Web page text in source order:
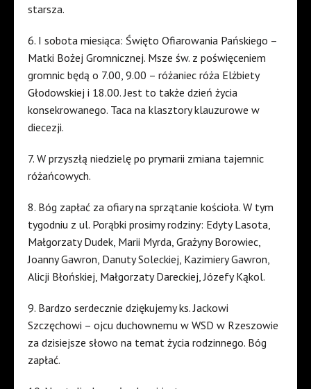
starsza.
6. I sobota miesiąca: Święto Ofiarowania Pańskiego –
Matki Bożej Gromnicznej. Msze św. z poświęceniem
gromnic będą o 7.00, 9.00 – różaniec róża Elżbiety
Głodowskiej i 18.00. Jest to także dzień życia
konsekrowanego. Taca na klasztory klauzurowe w
diecezji.
7. W przyszłą niedzielę po prymarii zmiana tajemnic
różańcowych.
8. Bóg zapłać za ofiary na sprzątanie kościoła. W tym
tygodniu z ul. Porąbki prosimy rodziny: Edyty Lasota,
Małgorzaty Dudek, Marii Myrda, Grażyny Borowiec,
Joanny Gawron, Danuty Soleckiej, Kazimiery Gawron,
Alicji Błońskiej, Małgorzaty Dareckiej, Józefy Kąkol.
9. Bardzo serdecznie dziękujemy ks. Jackowi
Szczęchowi – ojcu duchownemu w WSD w Rzeszowie
za dzisiejsze słowo na temat życia rodzinnego. Bóg
zapłać.